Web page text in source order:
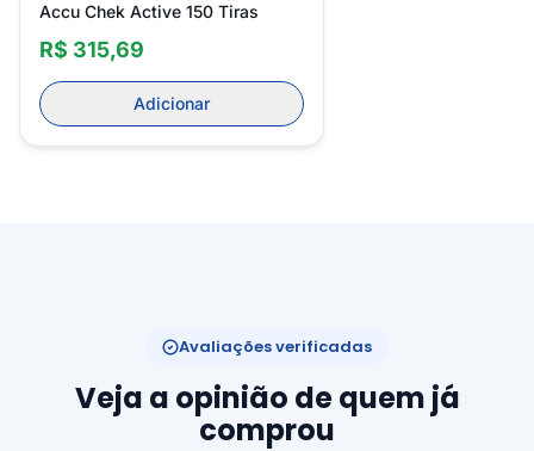
Accu Chek Active 150 Tiras
R$ 315,69
Adicionar
Avaliações verificadas
Veja a opinião de quem já
comprou